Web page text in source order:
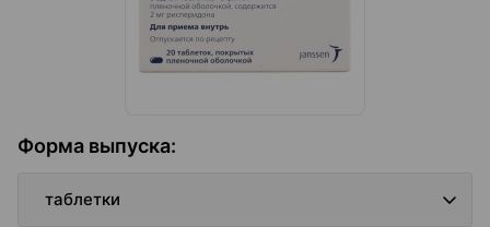
Форма выпуска:
таблетки